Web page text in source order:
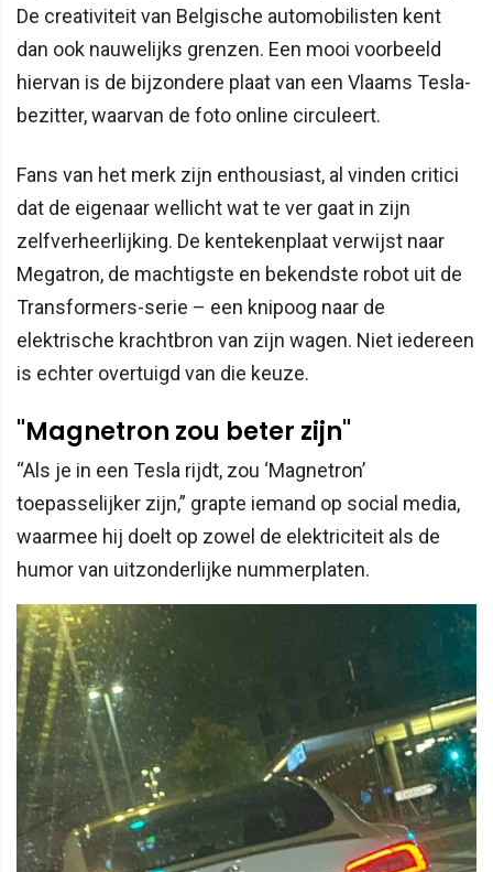
De creativiteit van Belgische automobilisten kent
dan ook nauwelijks grenzen. Een mooi voorbeeld
hiervan is de bijzondere plaat van een Vlaams Tesla-
bezitter, waarvan de foto online circuleert.
Fans van het merk zijn enthousiast, al vinden critici
dat de eigenaar wellicht wat te ver gaat in zijn
zelfverheerlijking. De kentekenplaat verwijst naar
Megatron, de machtigste en bekendste robot uit de
Transformers-serie – een knipoog naar de
elektrische krachtbron van zijn wagen. Niet iedereen
is echter overtuigd van die keuze.
"Magnetron zou beter zijn"
“Als je in een Tesla rijdt, zou ‘Magnetron’
toepasselijker zijn,” grapte iemand op social media,
waarmee hij doelt op zowel de elektriciteit als de
humor van uitzonderlijke nummerplaten.